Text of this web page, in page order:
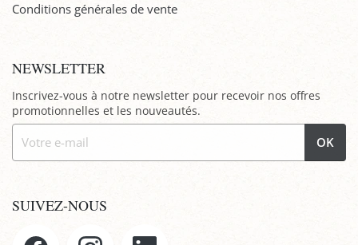
Conditions générales de vente
NEWSLETTER
Inscrivez-vous à notre newsletter pour recevoir nos offres
promotionnelles et les nouveautés.
OK
SUIVEZ-NOUS